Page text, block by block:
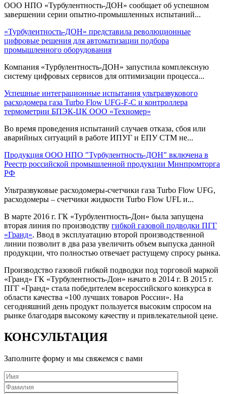
ООО НПО «Турбулентность-ДОН» сообщает об успешном
завершении серии опытно-промышленных испытаний...
«Турбулентность-ДОН» представила революционные
цифровые решения для автоматизации подбора
промышленного оборудования
Компания «Турбулентность-ДОН» запустила комплексную
систему цифровых сервисов для оптимизации процесса...
Успешные интеграционные испытания ультразвукового
расходомера газа Turbo Flow UFG-F-С и контроллера
термометрии БПЭК-ЦК ООО «Техномер»
Во время проведения испытаний случаев отказа, сбоя или
аварийных ситуаций в работе ИПУГ и ЕПУ СТМ не...
Продукция ООО НПО "Турбулентность-ДОН" включена в
Реестр российской промышленной продукции Минпромторга
РФ
Ультразвуковые расходомеры-счетчики газа Turbo Flow UFG,
расходомеры – счетчики жидкости Turbo Flow UFL и...
В марте 2016 г. ГК «Турбулентность-Дон» была запущена
вторая линия по производству гибкой газовой подводки ПГГ
«Гранд». Ввод в эксплуатацию второй производственной
линии позволит в два раза увеличить объем выпуска данной
продукции, что полностью отвечает растущему спросу рынка.
Производство газовой гибкой подводки под торговой маркой
«Гранд» ГК «Турбулентность-Дон» начато в 2014 г. В 2015 г.
ПГГ «Гранд» стала победителем всероссийского конкурса в
области качества «100 лучших товаров России». На
сегодняшний день продукт пользуется высоким спросом на
рынке благодаря высокому качеству и привлекательной цене.
КОНСУЛЬТАЦИЯ
Заполните форму и мы свяжемся с вами